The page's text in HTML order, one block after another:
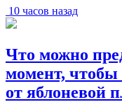
10 часов назад
Что можно
момент, чтобы
от яблоневой